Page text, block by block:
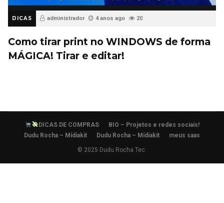
DICAS administrador 4 anos ago 20
Como tirar print no WINDOWS de forma
MÁGICA! Tirar e editar!
DICAS DE COMPRAS
BIO – Projetos e redes sociais!
Dudu Rocha – Mídiakit
Dudu Rocha – Mídiakit meus saas
© 2025 Dudu Rocha Tec.